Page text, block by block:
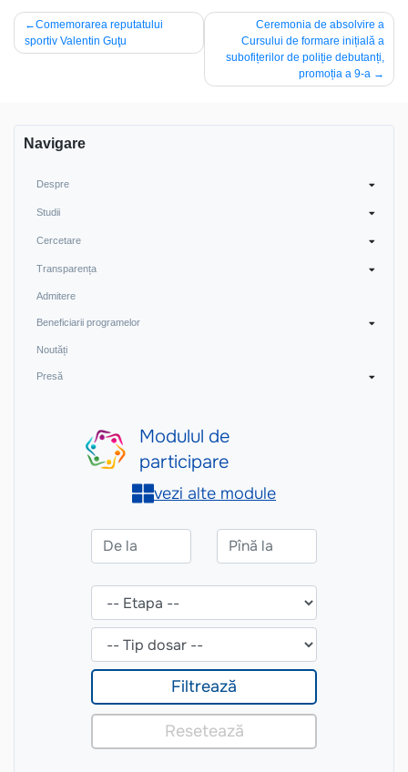
Navigare
în
Comemorarea reputatului
sportiv Valentin Guţu
Ceremonia de absolvire a
Cursului de formare inițială a
subofițerilor de poliție debutanți,
promoția a 9-a
Navigare
Despre
Studii
Cercetare
Transparența
Admitere
Beneficiarii programelor
Noutăți
Presă